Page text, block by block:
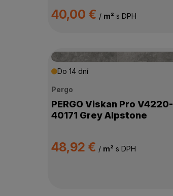
40,00 € / m² s DPH
Do 14 dní
Pergo
PERGO Viskan Pro V4220-
40171 Grey Alpstone
48,92 € / m² s DPH